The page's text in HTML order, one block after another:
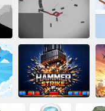
Stick
Destruction 2
Ragdoll